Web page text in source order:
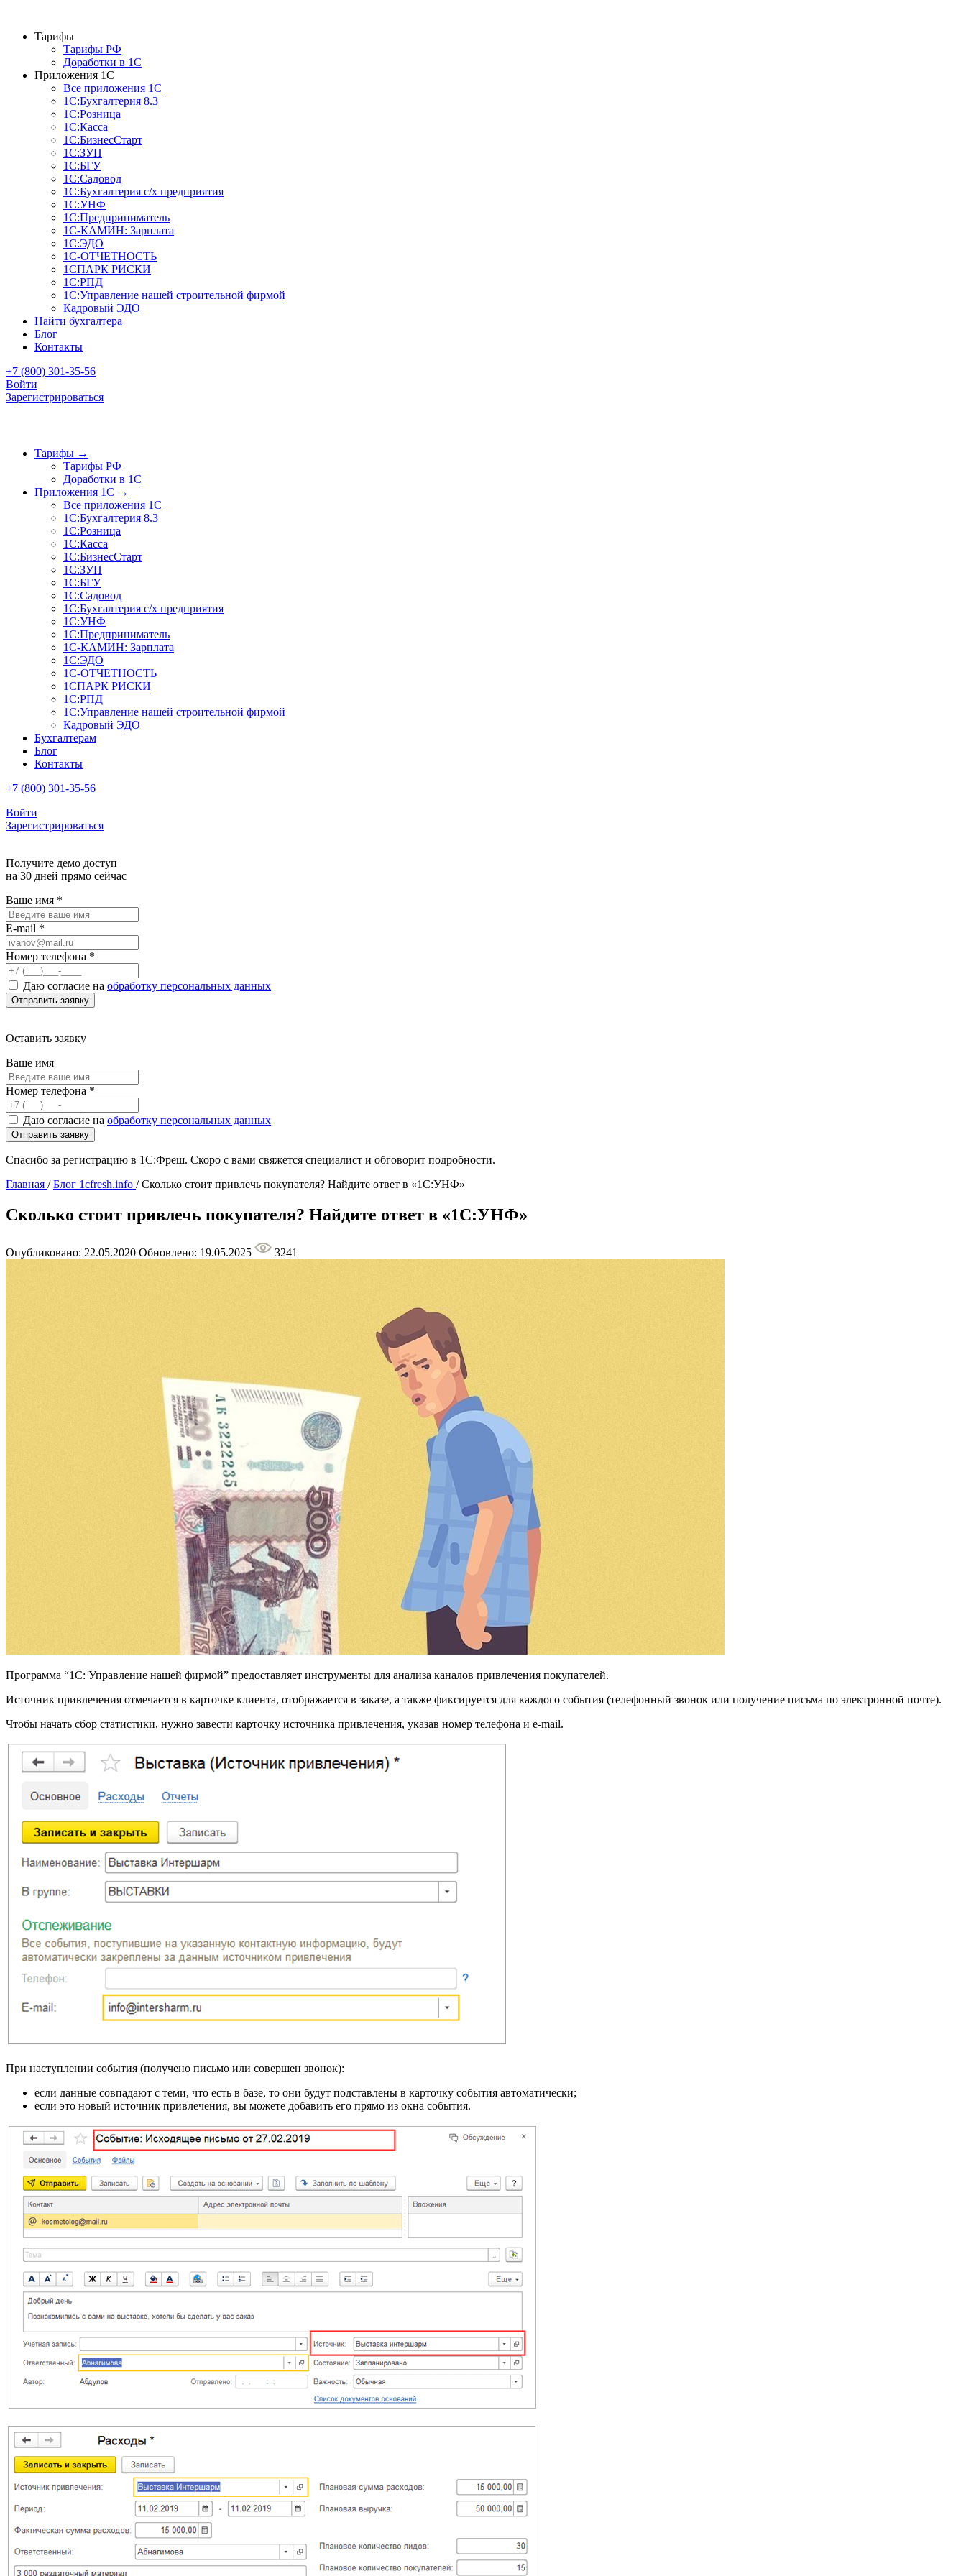
Тарифы
Тарифы РФ
Доработки в 1C
Приложения 1С
Все приложения 1С
1С:Бухгалтерия 8.3
1С:Розница
1С:Касса
1С:БизнесСтарт
1С:ЗУП
1С:БГУ
1С:Садовод
1С:Бухгалтерия с/х предприятия
1С:УНФ
1С:Предприниматель
1С-КАМИН: Зарплата
1С:ЭДО
1С-ОТЧЕТНОСТЬ
1СПАРК РИСКИ
1С:РПД
1С:Управление нашей строительной фирмой
Кадровый ЭДО
Найти бухгалтера
Блог
Контакты
+7 (800) 301-35-56
Войти
Зарегистрироваться
Тарифы →
Тарифы РФ
Доработки в 1C
Приложения 1C →
Все приложения 1С
1С:Бухгалтерия 8.3
1С:Розница
1С:Касса
1С:БизнесСтарт
1С:ЗУП
1С:БГУ
1С:Садовод
1С:Бухгалтерия с/х предприятия
1С:УНФ
1С:Предприниматель
1С-КАМИН: Зарплата
1С:ЭДО
1С-ОТЧЕТНОСТЬ
1СПАРК РИСКИ
1С:РПД
1С:Управление нашей строительной фирмой
Кадровый ЭДО
Бухгалтерам
Блог
Контакты
+7 (800) 301-35-56
Войти
Зарегистрироваться
Получите демо доступ
на 30 дней прямо сейчас
Ваше имя *
E-mail *
Номер телефона *
Даю согласие на обработку персональных данных
Оставить заявку
Ваше имя
Номер телефона *
Даю согласие на обработку персональных данных
Спасибо за регистрацию в 1С:Фреш. Скоро с вами свяжется специалист и обговорит подробности.
Главная /Блог 1cfresh.info /Сколько стоит привлечь покупателя? Найдите ответ в «1С:УНФ»
Сколько стоит привлечь покупателя? Найдите ответ в «1С:УНФ»
Опубликовано: 22.05.2020 Обновлено: 19.05.2025 3241
Программа “1С: Управление нашей фирмой” предоставляет инструменты для анализа каналов привлечения покупателей.
Источник привлечения отмечается в карточке клиента, отображается в заказе, а также фиксируется для каждого события (телефонный звонок или получение письма по электронной почте).
Чтобы начать сбор статистики, нужно завести карточку источника привлечения, указав номер телефона и e-mail.
При наступлении события (получено письмо или совершен звонок):
если данные совпадают с теми, что есть в базе, то они будут подставлены в карточку события автоматически;
если это новый источник привлечения, вы можете добавить его прямо из окна события.